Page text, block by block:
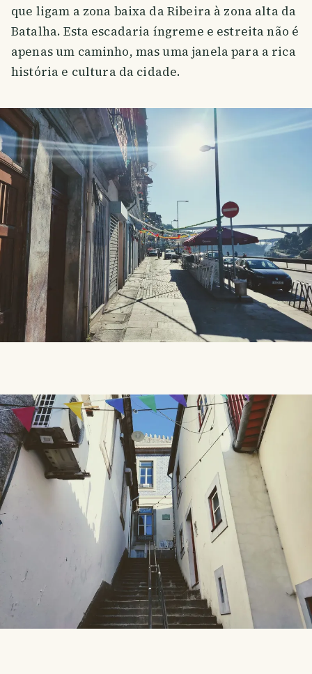
que ligam a zona baixa da Ribeira à zona alta da
Batalha. Esta escadaria íngreme e estreita não é
apenas um caminho, mas uma janela para a rica
história e cultura da cidade.